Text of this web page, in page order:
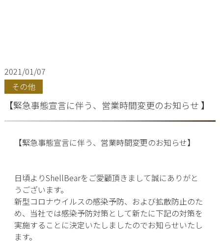
2021/01/07
その他
【緊急事態宣言に伴う、営業時間変更のお知らせ 】
【緊急事態宣言に伴う、営業時間変更のお知らせ】
日頃よりShellBearをご愛顧頂きまして誠にありがと
うございます。
新型コロナウイルスの感染予防、および拡散防止のた
め、当社では感染予防対策として新たに下記の対策を
実施することに決定いたしましたのでお知らせいたし
ます。